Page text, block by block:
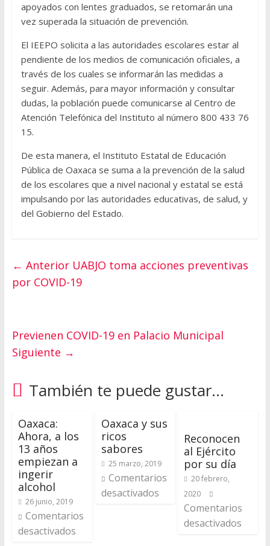
apoyados con lentes graduados, se retomarán una
vez superada la situación de prevención.
El IEEPO solicita a las autoridades escolares estar al
pendiente de los medios de comunicación oficiales, a
través de los cuales se informarán las medidas a
seguir. Además, para mayor información y consultar
dudas, la población puede comunicarse al Centro de
Atención Telefónica del Instituto al número 800 433 76
15.
De esta manera, el Instituto Estatal de Educación
Pública de Oaxaca se suma a la prevención de la salud
de los escolares que a nivel nacional y estatal se está
impulsando por las autoridades educativas, de salud, y
del Gobierno del Estado.
← AnteriorUABJO toma acciones preventivas
por COVID-19
Previenen COVID-19 en Palacio Municipal
Siguiente →
También te puede gustar...
Oaxaca:
Ahora, a los
13 años
empiezan a
ingerir
alcohol
26 junio, 2019
Comentarios
desactivados
Oaxaca y sus
ricos
sabores
25 marzo, 2019
Comentarios
desactivados
Reconocen
al Ejército
por su día
20 febrero,
2020
Comentarios
desactivados